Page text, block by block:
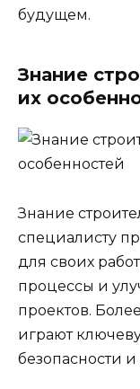
будущем.
Знание
их
Знание
специалисту
для своих
процессы и
проектов.
играют
безопасности